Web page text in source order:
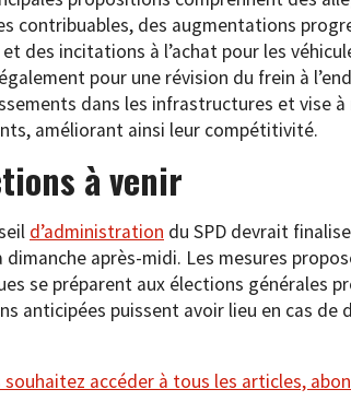
contribuables, des augmentations
et des incitations à l’achat pour les
pour une révision du frein à
dans les infrastructures et vise
améliorant ainsi leur compétitivité.
à venir
d’administration du SPD devrait
dimanche après-midi. Les mesures
se préparent aux élections générales
anticipées puissent avoir lieu en cas
souhaitez accéder à tous les articles,